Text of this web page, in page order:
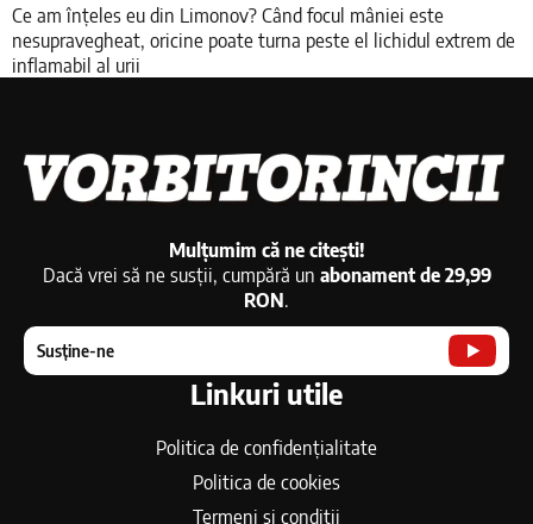
Ce am înțeles eu din Limonov? Când focul mâniei este
nesupravegheat, oricine poate turna peste el lichidul extrem de
inflamabil al urii
Mulțumim că ne citești!
Dacă vrei să ne susții, cumpără un abonament de 29,99
RON.
Susține-ne
Linkuri utile
Politica de confidențialitate
Politica de cookies
Termeni si conditii